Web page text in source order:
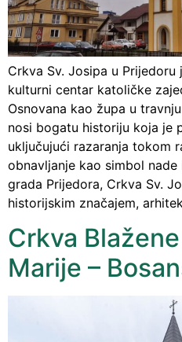
Crkva Sv. Josipa u Prijedoru
kulturni centar katoličke
Osnovana kao župa u
nosi bogatu historiju koja je
uključujući razaranja tokom
obnavljanje kao simbol nade
grada Prijedora, Crkva Sv.
historijskim značajem,
Crkva
Marije –